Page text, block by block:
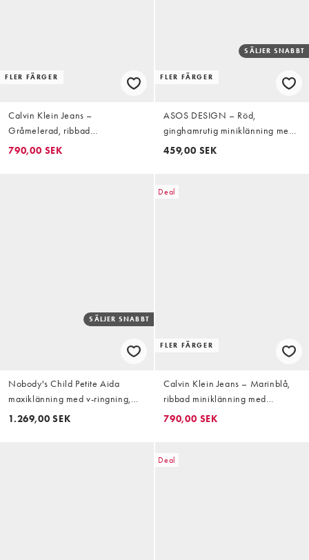
FLER FÄRGER
Calvin Klein Jeans –
Gråmelerad, ribbad
miniklänning med märke
790,00 SEK
FLER FÄRGER
SÄLJER SNABBT
ASOS DESIGN – Röd,
ginghamrutig miniklänning med
v-ringning
459,00 SEK
SÄLJER SNABBT
Nobody's Child Petite Aida
maxiklänning med v-ringning,
spetskant och knytdetalj i
1.269,00 SEK
Deal
FLER FÄRGER
Calvin Klein Jeans – Marinblå,
ribbad miniklänning med
märkeslogga
790,00 SEK
Deal